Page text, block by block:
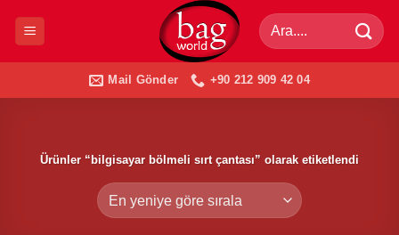
Ara:
Mail Gönder +90 212 909 42 04
Ürünler “bilgisayar bölmeli sırt çantası” olarak etiketlendi